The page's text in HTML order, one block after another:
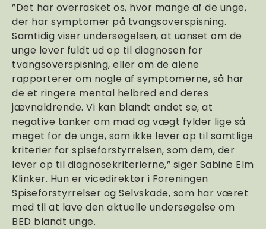
”Det har overrasket os, hvor mange af de unge,
der har symptomer på tvangsoverspisning.
Samtidig viser undersøgelsen, at uanset om de
unge lever fuldt ud op til diagnosen for
tvangsoverspisning, eller om de alene
rapporterer om nogle af symptomerne, så har
de et ringere mental helbred end deres
jævnaldrende. Vi kan blandt andet se, at
negative tanker om mad og vægt fylder lige så
meget for de unge, som ikke lever op til samtlige
kriterier for spiseforstyrrelsen, som dem, der
lever op til diagnosekriterierne,” siger Sabine Elm
Klinker. Hun er vicedirektør i Foreningen
Spiseforstyrrelser og Selvskade, som har været
med til at lave den aktuelle undersøgelse om
BED blandt unge.